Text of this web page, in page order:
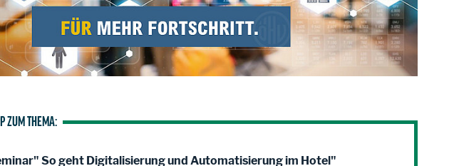
ZUM THEMA:
So geht Digitalisierung und Automatisierung im Hotel"